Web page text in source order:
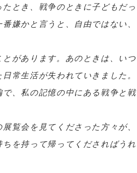
とき、戦争のときに子どもだっ
嫌かと言うと、自由ではない、
があります。あのときは、いつ
常生活が失われていきました。
、私の記憶の中にある戦争と戦
覧会を見てくださった方々が、
を持って帰ってくださればうれ